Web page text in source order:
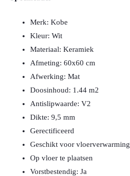
Merk: Kobe
Kleur: Wit
Materiaal: Keramiek
Afmeting: 60x60 cm
Afwerking: Mat
Doosinhoud: 1.44 m2
Antislipwaarde: V2
Dikte: 9,5 mm
Gerectificeerd
Geschikt voor vloerverwarming
Op vloer te plaatsen
Vorstbestendig: Ja